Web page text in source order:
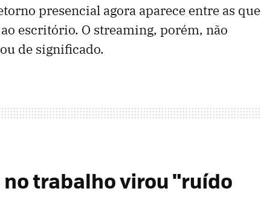
presencial agora aparece entre as que
escritório. O streaming, porém, não
de significado.
no trabalho virou "ruído